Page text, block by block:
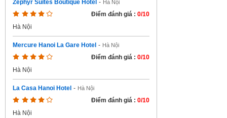
Zephyr Suites Boutique Hotel - Hà Nội
Điểm đánh giá : 0/10
Hà Nội
Mercure Hanoi La Gare Hotel - Hà Nội
Điểm đánh giá : 0/10
Hà Nội
La Casa Hanoi Hotel - Hà Nội
Điểm đánh giá : 0/10
Hà Nội